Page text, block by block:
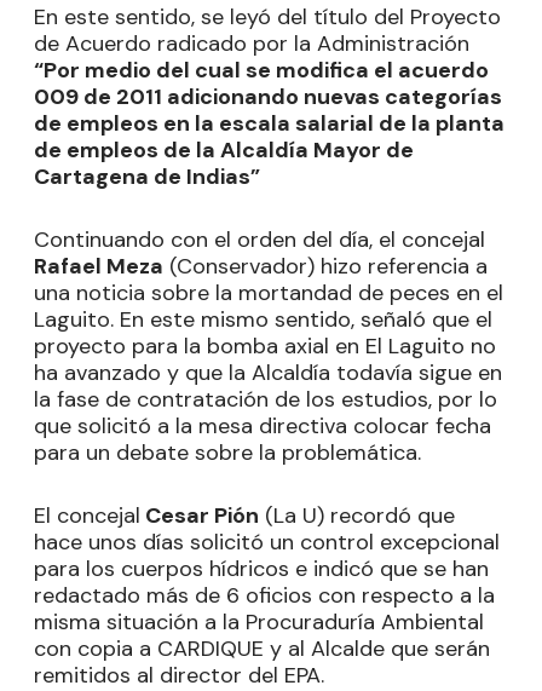
En este sentido, se leyó del título del Proyecto
de Acuerdo radicado por la Administración
“Por medio del cual se modifica el acuerdo
009 de 2011 adicionando nuevas categorías
de empleos en la escala salarial de la planta
de empleos de la Alcaldía Mayor de
Cartagena de Indias”
Continuando con el orden del día, el concejal
Rafael Meza (Conservador) hizo referencia a
una noticia sobre la mortandad de peces en el
Laguito. En este mismo sentido, señaló que el
proyecto para la bomba axial en El Laguito no
ha avanzado y que la Alcaldía todavía sigue en
la fase de contratación de los estudios, por lo
que solicitó a la mesa directiva colocar fecha
para un debate sobre la problemática.
El concejal Cesar Pión (La U) recordó que
hace unos días solicitó un control excepcional
para los cuerpos hídricos e indicó que se han
redactado más de 6 oficios con respecto a la
misma situación a la Procuraduría Ambiental
con copia a CARDIQUE y al Alcalde que serán
remitidos al director del EPA.